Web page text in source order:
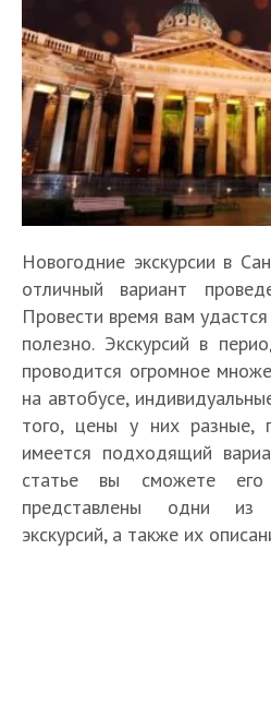
Новогодние экскурсии в
отличный вариант
Провести время вам
полезно. Экскурсий в
проводится огромное
на автобусе,
того, цены у них разные,
имеется подходящий
статье вы сможете
представлены одни из
экскурсий, а также их